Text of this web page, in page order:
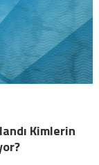
Kimlerin